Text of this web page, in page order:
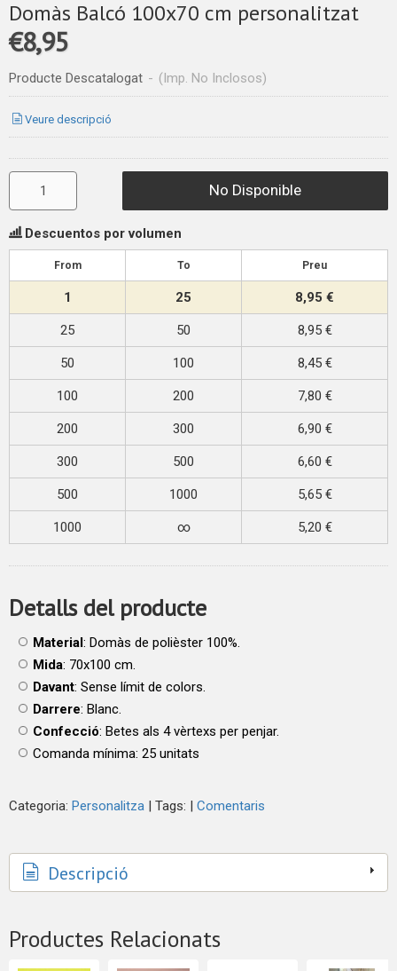
Domàs Balcó 100x70 cm personalitzat
€8,95
Producte Descatalogat - (Imp. No Inclosos)
Veure descripció
No Disponible
Descuentos por volumen
From To Preu
1 25 8,95 €
25 50 8,95 €
50 100 8,45 €
100 200 7,80 €
200 300 6,90 €
300 500 6,60 €
500 1000 5,65 €
1000 ∞ 5,20 €
Detalls del producte
Material: Domàs de polièster 100%.
Mida: 70x100 cm.
Davant: Sense límit de colors.
Darrere: Blanc.
Confecció: Betes als 4 vèrtexs per penjar.
Comanda mínima: 25 unitats
Categoria: Personalitza | Tags: | Comentaris
Descripció
Productes Relacionats